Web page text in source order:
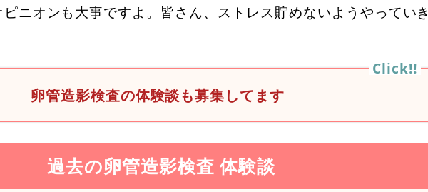
ニオンも大事ですよ。皆さん、ストレス貯めないようやっていき
卵管造影検査の体験談も募集してます
過去の卵管造影検査 体験談